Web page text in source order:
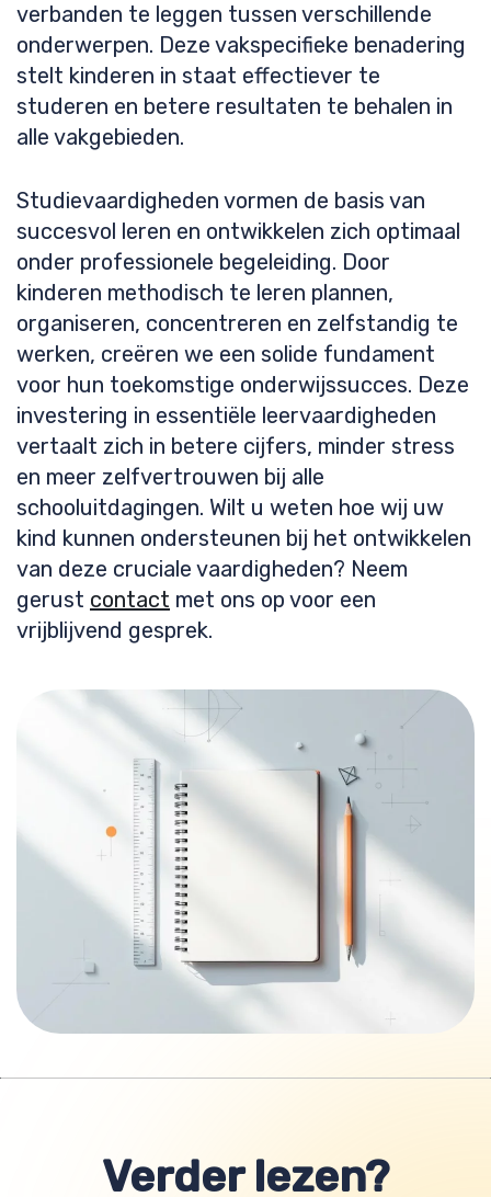
verbanden te leggen tussen verschillende
onderwerpen. Deze vakspecifieke benadering
stelt kinderen in staat effectiever te
studeren en betere resultaten te behalen in
alle vakgebieden.
Studievaardigheden vormen de basis van
succesvol leren en ontwikkelen zich optimaal
onder professionele begeleiding. Door
kinderen methodisch te leren plannen,
organiseren, concentreren en zelfstandig te
werken, creëren we een solide fundament
voor hun toekomstige onderwijssucces. Deze
investering in essentiële leervaardigheden
vertaalt zich in betere cijfers, minder stress
en meer zelfvertrouwen bij alle
schooluitdagingen. Wilt u weten hoe wij uw
kind kunnen ondersteunen bij het ontwikkelen
van deze cruciale vaardigheden? Neem
gerust contact met ons op voor een
vrijblijvend gesprek.
Verder lezen?